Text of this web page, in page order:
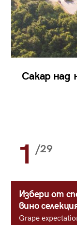
Сакар над
1 /29
Избери от
вино
Grape